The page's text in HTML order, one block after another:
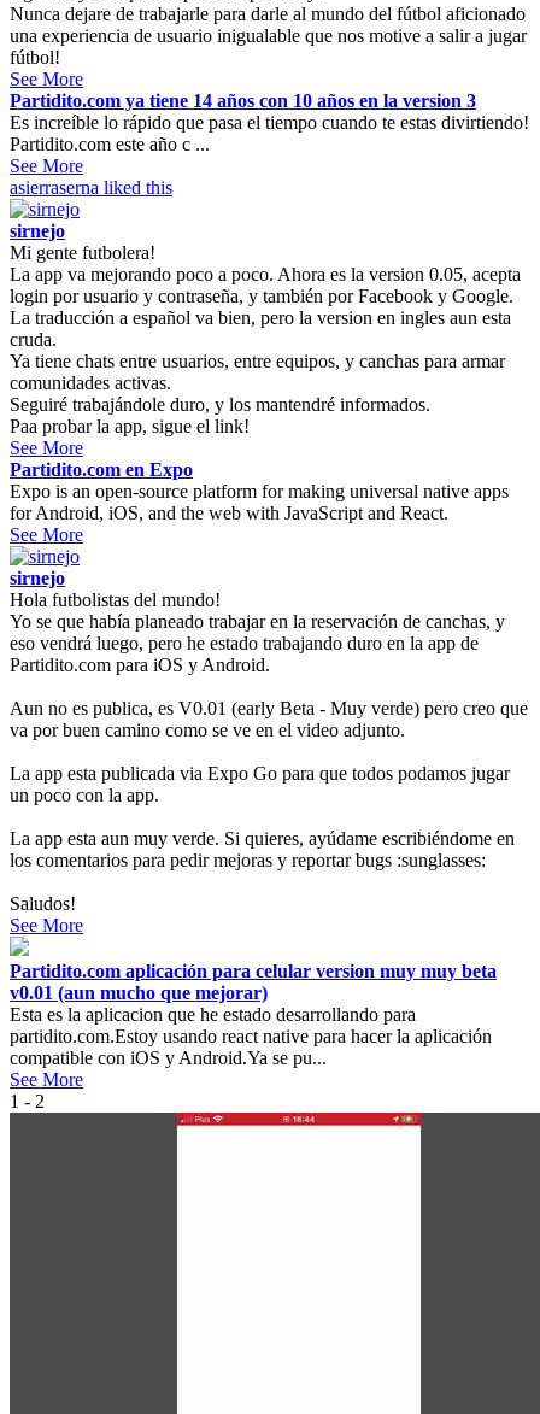
Nunca dejare de trabajarle para darle al mundo del fútbol aficionado
una experiencia de usuario inigualable que nos motive a salir a jugar
fútbol!
See More
Partidito.com ya tiene 14 años con 10 años en la version 3
Es increíble lo rápido que pasa el tiempo cuando te estas divirtiendo!
Partidito.com este año c ...
See More
asierraserna liked this
sirnejo
Mi gente futbolera!
La app va mejorando poco a poco. Ahora es la version 0.05, acepta
login por usuario y contraseña, y también por Facebook y Google.
La traducción a español va bien, pero la version en ingles aun esta
cruda.
Ya tiene chats entre usuarios, entre equipos, y canchas para armar
comunidades activas.
Seguiré trabajándole duro, y los mantendré informados.
Paa probar la app, sigue el link!
See More
Partidito.com en Expo
Expo is an open-source platform for making universal native apps
for Android, iOS, and the web with JavaScript and React.
See More
sirnejo
Hola futbolistas del mundo!
Yo se que había planeado trabajar en la reservación de canchas, y
eso vendrá luego, pero he estado trabajando duro en la app de
Partidito.com para iOS y Android.
Aun no es publica, es V0.01 (early Beta - Muy verde) pero creo que
va por buen camino como se ve en el video adjunto.
La app esta publicada via Expo Go para que todos podamos jugar
un poco con la app.
La app esta aun muy verde. Si quieres, ayúdame escribiéndome en
los comentarios para pedir mejoras y reportar bugs :sunglasses:
Saludos!
See More
Partidito.com aplicación para celular version muy muy beta
v0.01 (aun mucho que mejorar)
Esta es la aplicacion que he estado desarrollando para
partidito.com.Estoy usando react native para hacer la aplicación
compatible con iOS y Android.Ya se pu...
See More
1 - 2